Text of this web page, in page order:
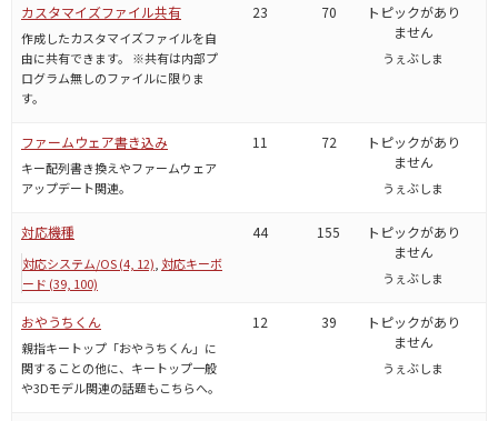
カスタマイズファイル共有
作成したカスタマイズファイルを自
由に共有できます。 ※共有は内部プ
ログラム無しのファイルに限りま
す。
23 70
トピックがあり
ません
うぇぶしま
ファームウェア書き込み
キー配列書き換えやファームウェア
アップデート関連。
11 72
トピックがあり
ません
うぇぶしま
対応機種
対応システム/OS (4, 12) 対応キーボ
ード (39, 100)
44 155
トピックがあり
ません
うぇぶしま
おやうちくん
親指キートップ「おやうちくん」に
関することの他に、キートップ一般
や3Dモデル関連の話題もこちらへ。
12 39
トピックがあり
ません
うぇぶしま